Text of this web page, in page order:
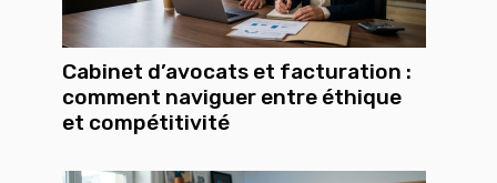
Cabinet d’avocats et facturation :
comment naviguer entre éthique
et compétitivité